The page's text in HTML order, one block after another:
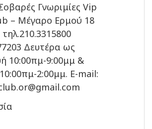
Γνωριμίες Vip
– Μέγαρο Ερμού 18
Δευτέρα ως
10:00πμ-9:00μμ &
2:00μμ. E-mail: